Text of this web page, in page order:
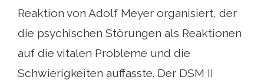
Reaktion von Adolf Meyer organisiert, der
die psychischen Störungen als Reaktionen
auf die vitalen Probleme und die
Schwierigkeiten auffasste. Der DSM II